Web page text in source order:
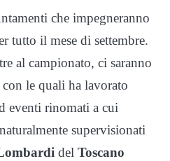
che impegneranno
tutto il mese di settembre.
al campionato, ci saranno
le quali ha lavorato
eventi rinomati a cui
supervisionati
del Toscano